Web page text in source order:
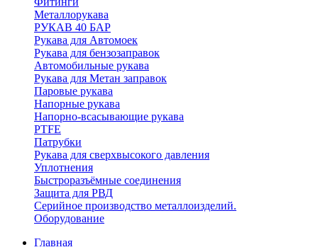
Металлорукава
РУКАВ 40 БАР
Рукава для Автомоек
Рукава для бензозаправок
Автомобильные рукава
Рукава для Метан заправок
Паровые рукава
Напорные рукава
Напорно-всасывающие рукава
PTFE
Патрубки
Рукава для сверхвысокого давления
Уплотнения
Быстроразъёмные соединения
Защита для РВД
Серийное производство металлоизделий.
Оборудование
Главная